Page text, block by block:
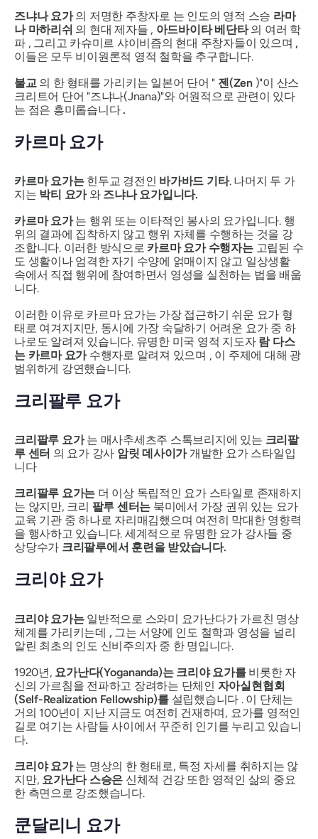
즈냐나 요가의 저명한 주창자로 는 인도의 영적 스승 라마
나 마하리쉬 의 현대 제자들 , 아드바이타 베단타의 여러 학
파 , 그리고 카슈미르 샤이비즘의 현대 주창자들이 있으며 ,
이들은 모두 비이원론적 영적 철학을 추구합니다.
불교 의 한 형태를 가리키는 일본어 단어 " 젠(Zen)"이 산스
크리트어 단어 "즈냐나(Jnana)"와 어원적으로 관련이 있다
는 점은 흥미롭습니다 .
카르마 요가
카르마 요가는힌두교 경전인 바가바드 기타. 나머지 두 가
지는 박티 요가와 즈냐나 요가입니다.
카르마 요가는 행위 또는 이타적인 봉사의 요가입니다. 행
위의 결과에 집착하지 않고 행위 자체를 수행하는 것을 강
조합니다. 이러한 방식으로 카르마 요가 수행자는고립된 수
도 생활이나 엄격한 자기 수양에 얽매이지 않고 일상생활
속에서 직접 행위에 참여하면서 영성을 실천하는 법을 배웁
니다.
이러한 이유로 카르마 요가는 가장 접근하기 쉬운 요가 형
태로 여겨지지만, 동시에 가장 숙달하기 어려운 요가 중 하
나로도 알려져 있습니다. 유명한 미국 영적 지도자 람 다스
는 카르마 요가수행자로 알려져 있으며 , 이 주제에 대해 광
범위하게 강연했습니다.
크리팔루 요가
크리팔루 요가는 매사추세츠주 스톡브리지에 있는 크리팔
루 센터 의 요가 강사 암릿 데사이가개발한 요가 스타일입
니다
크리팔루 요가는 더 이상 독립적인 요가 스타일로 존재하지
는 않지만, 크리 팔루 센터는 북미에서 가장 권위 있는 요가
교육 기관 중 하나로 자리매김했으며 여전히 막대한 영향력
을 행사하고 있습니다. 세계적으로 유명한 요가 강사들 중
상당수가 크리팔루에서 훈련을 받았습니다.
크리야 요가
크리야 요가는일반적으로 스와미 요가난다가 가르친 명상
체계를 가리키는데 ,그는 서양에 인도 철학과 영성을 널리
알린 최초의 인도 신비주의자 중 한 명입니다.
1920년, 요가난다(Yogananda)는 크리야 요가를비롯한 자
신의 가르침을 전파하고 장려하는 단체인 자아실현협회
(Self-Realization Fellowship)를설립했습니다 . 이 단체는
거의 100년이 지난 지금도 여전히 건재하며, 요가를 영적인
길로 여기는 사람들 사이에서 꾸준히 인기를 누리고 있습니
다.
크리야 요가는 명상의 한 형태로, 특정 자세를 취하지는 않
지만, 요가난다 스승은 신체적 건강 또한 영적인 삶의 중요
한 측면으로 강조했습니다.
쿤달리니 요가